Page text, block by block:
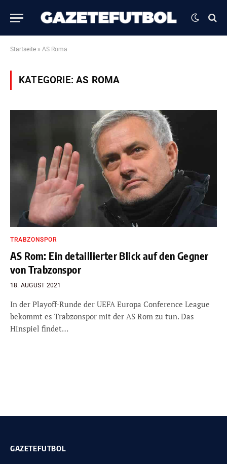
Startseite » AS Roma
KATEGORIE:AS ROMA
TRABZONSPOR
AS Rom: Ein detaillierter Blick auf den Gegner
von Trabzonspor
18. AUGUST 2021
In der Playoff-Runde der UEFA Europa Conference League
bekommt es Trabzonspor mit der AS Rom zu tun. Das
Hinspiel findet…
GAZETEFUTBOL